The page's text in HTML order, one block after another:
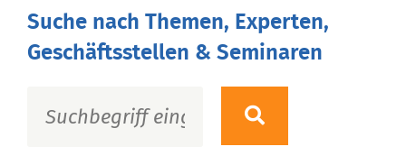
Suche nach Themen, Experten,
Geschäftsstellen & Seminaren